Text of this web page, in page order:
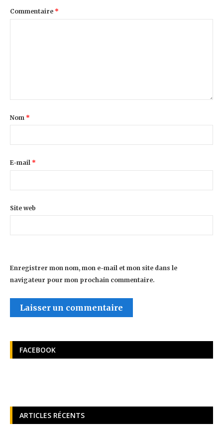
Commentaire *
Nom *
E-mail *
Site web
Enregistrer mon nom, mon e-mail et mon site dans le
navigateur pour mon prochain commentaire.
FACEBOOK
ARTICLES RÉCENTS